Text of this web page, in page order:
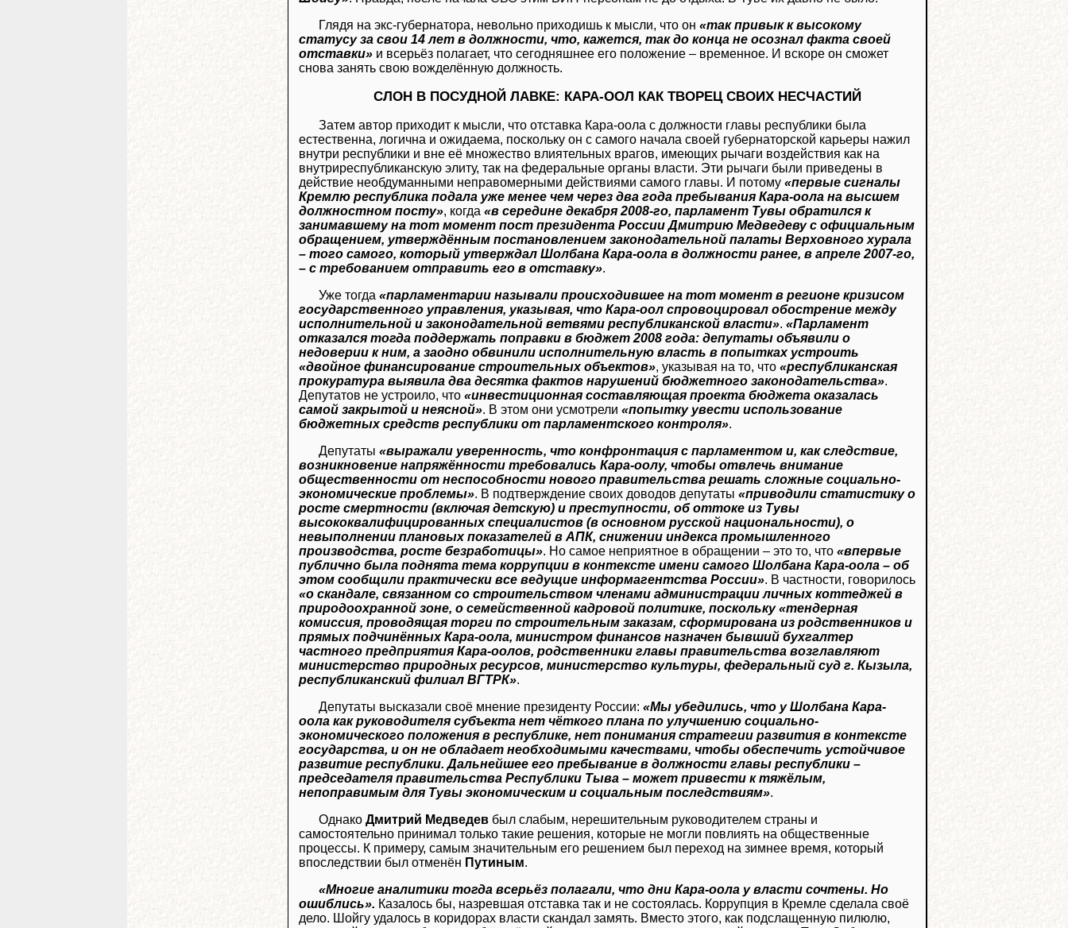
Глядя на экс-губернатора, невольно приходишь к мысли, что он «так привык к высокому
статусу за свои 14 лет в должности, что, кажется, так до конца не осознал факта своей
отставки» и всерьёз полагает, что сегодняшнее его положение – временное. И вскоре он сможет
снова занять свою вожделённую должность.
СЛОН В ПОСУДНОЙ ЛАВКЕ: КАРА-ООЛ КАК ТВОРЕЦ СВОИХ НЕСЧАСТИЙ
Затем автор приходит к мысли, что отставка Кара-оола с должности главы республики была
естественна, логична и ожидаема, поскольку он с самого начала своей губернаторской карьеры нажил
внутри республики и вне её множество влиятельных врагов, имеющих рычаги воздействия как на
внутриреспубликанскую элиту, так на федеральные органы власти. Эти рычаги были приведены в
действие необдуманными неправомерными действиями самого главы. И потому «первые сигналы
Кремлю республика подала уже менее чем через два года пребывания Кара-оола на высшем
должностном посту», когда «в середине декабря 2008-го, парламент Тувы обратился к
занимавшему на тот момент пост президента России Дмитрию Медведеву с официальным
обращением, утверждённым постановлением законодательной палаты Верховного хурала
– того самого, который утверждал Шолбана Кара-оола в должности ранее, в апреле 2007-го,
– с требованием отправить его в отставку».
Уже тогда «парламентарии называли происходившее на тот момент в регионе кризисом
государственного управления, указывая, что Кара-оол спровоцировал обострение между
исполнительной и законодательной ветвями республиканской власти». «Парламент
отказался тогда поддержать поправки в бюджет 2008 года: депутаты объявили о
недоверии к ним, а заодно обвинили исполнительную власть в попытках устроить
«двойное финансирование строительных объектов», указывая на то, что «республиканская
прокуратура выявила два десятка фактов нарушений бюджетного законодательства».
Депутатов не устроило, что «инвестиционная составляющая проекта бюджета оказалась
самой закрытой и неясной». В этом они усмотрели «попытку увести использование
бюджетных средств республики от парламентского контроля».
Депутаты «выражали уверенность, что конфронтация с парламентом и, как следствие,
возникновение напряжённости требовались Кара-оолу, чтобы отвлечь внимание
общественности от неспособности нового правительства решать сложные социально-
экономические проблемы». В подтверждение своих доводов депутаты «приводили статистику о
росте смертности (включая детскую) и преступности, об оттоке из Тувы
высококвалифицированных специалистов (в основном русской национальности), о
невыполнении плановых показателей в АПК, снижении индекса промышленного
производства, росте безработицы». Но самое неприятное в обращении – это то, что «впервые
публично была поднята тема коррупции в контексте имени самого Шолбана Кара-оола – об
этом сообщили практически все ведущие информагентства России». В частности, говорилось
«о скандале, связанном со строительством членами администрации личных коттеджей в
природоохранной зоне, о семейственной кадровой политике, поскольку «тендерная
комиссия, проводящая торги по строительным заказам, сформирована из родственников и
прямых подчинённых Кара-оола, министром финансов назначен бывший бухгалтер
частного предприятия Кара-оолов, родственники главы правительства возглавляют
министерство природных ресурсов, министерство культуры, федеральный суд г. Кызыла,
республиканский филиал ВГТРК».
Депутаты высказали своё мнение президенту России: «Мы убедились, что у Шолбана Кара-
оола как руководителя субъекта нет чёткого плана по улучшению социально-
экономического положения в республике, нет понимания стратегии развития в контексте
государства, и он не обладает необходимыми качествами, чтобы обеспечить устойчивое
развитие республики. Дальнейшее его пребывание в должности главы республики –
председателя правительства Республики Тыва – может привести к тяжёлым,
непоправимым для Тувы экономическим и социальным последствиям».
Однако Дмитрий Медведев был слабым, нерешительным руководителем страны и
самостоятельно принимал только такие решения, которые не могли повлиять на общественные
процессы. К примеру, самым значительным его решением был переход на зимнее время, который
впоследствии был отменён Путиным.
«Многие аналитики тогда всерьёз полагали, что дни Кара-оола у власти сочтены. Но
ошиблись». Казалось бы, назревшая отставка так и не состоялась. Коррупция в Кремле сделала своё
дело. Шойгу удалось в коридорах власти скандал замять. Вместо этого, как подслащенную пилюлю,